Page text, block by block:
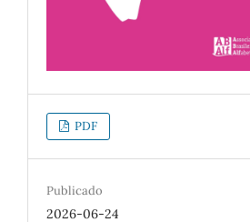
PDF
Publicado
2026-06-24